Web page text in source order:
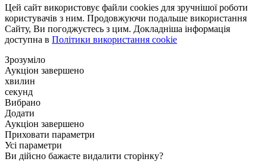
Цей сайт використовує файли cookies для зручнішої роботи
користувачів з ним. Продовжуючи подальше використання
Сайту, Ви погоджуєтесь з цим. Докладніша інформація
доступна в Політики використання cookie
Зрозуміло
Аукціон завершено
хвилин
секунд
Вибрано
Додати
Аукціон завершено
Приховати параметри
Усі параметри
Ви дійсно бажаєте видалити сторінку?